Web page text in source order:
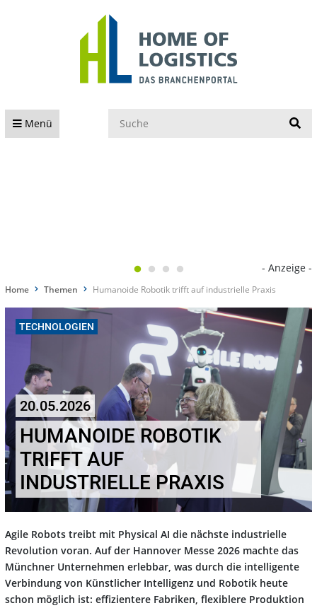
Menü
- Anzeige -
Home Themen Humanoide Robotik trifft auf industrielle Praxis
TECHNOLOGIEN
20.05.2026
HUMANOIDE ROBOTIK
TRIFFT AUF
INDUSTRIELLE PRAXIS
Agile Robots treibt mit Physical AI die nächste industrielle
Revolution voran. Auf der Hannover Messe 2026 machte das
Münchner Unternehmen erlebbar, was durch die intelligente
Verbindung von Künstlicher Intelligenz und Robotik heute
schon möglich ist: effizientere Fabriken, flexiblere Produktion